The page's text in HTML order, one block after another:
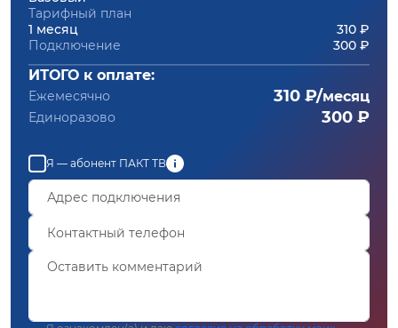
Тарифный план
1 месяц
310 ₽
Подключение
300 ₽
ИТОГО к оплате:
Ежемесячно 310 ₽/месяц
Единоразово 300 ₽
Я — абонент ПАКТ ТВ